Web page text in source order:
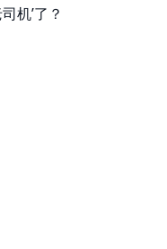
名点电话
时间